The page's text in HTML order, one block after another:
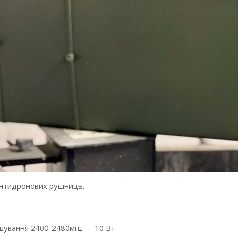
рушниць.
2400-2480мгц — 10 Вт